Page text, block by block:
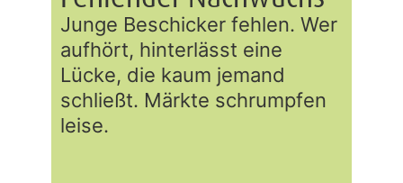
Junge Beschicker fehlen. Wer
aufhört, hinterlässt eine
Lücke, die kaum jemand
schließt. Märkte schrumpfen
leise.